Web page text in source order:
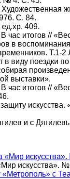
С. 84.
409.
час итогов //
в
Т.1-2
в виду поездки
выставки».
час итогов //
и с
искусства».